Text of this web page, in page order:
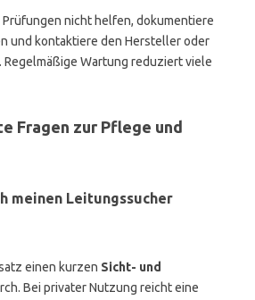
nicht helfen, dokumentiere
und kontaktiere den Hersteller oder
Regelmäßige Wartung reduziert viele
Fragen zur Pflege und
meinen Leitungssucher
einen kurzen Sicht- und
Bei privater Nutzung reicht eine